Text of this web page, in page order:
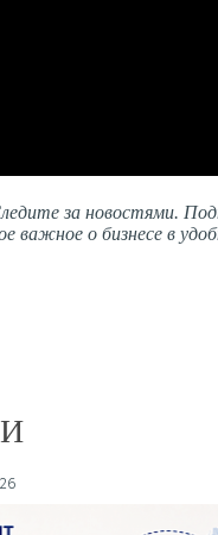
за новостями.
важное о бизнесе в